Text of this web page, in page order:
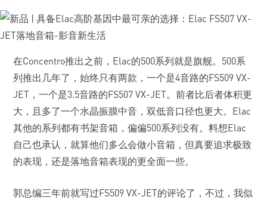
在Concentro推出之前，Elac的500系列就是旗舰。500系
列推出几年了，始终只有两款，一个是4音路的FS509 VX-
JET，一个是3.5音路的FS507 VX-JET。前者比后者体积更
大，且多了一个水晶振膜中音，双低音口径也更大。Elac
其他的系列都有书架音箱，偏偏500系列没有。料想Elac
自己也承认，就算他们多么会做小音箱，但真要追求极致
的表现，还是落地音箱表现的更全面一些。
郭总编三年前就写过FS509 VX-JET的评论了，不过，我似